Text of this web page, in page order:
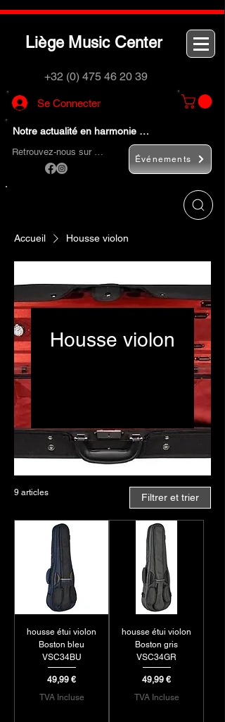
Liège M usic Center
+32 (0) 475 46 20 39
Se Connecter
Notre actualité en harmonie …
Retrouvez-nous sur …
Événements
Accueil Housse violon
Housse violon
rayures et des conditions
climatiques. Conçus avec
des matériaux robustes et
rembourrés, ces étuis
garantissent une
protection optimale tout
en restant légers et
faciles à transporter. Ils
disposent souvent de
compartiments pour
ranger vos accessoires,
colophanes. Idéals pour
les musiciens qui
voyagent fréquemment,
ces accessoires assurent
9 articles Filtrer et trier
housse étui violon
Boston bleu
VSC34BU
Prix
49,99 €
TVA Incluse
housse étui violon
Boston gris
VSC34GR
Prix
49,99 €
TVA Incluse